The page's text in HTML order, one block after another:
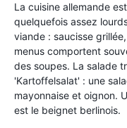
La cuisine allemande
quelquefois assez
viande : saucisse
menus comportent
des soupes. La salade
'Kartoffelsalat' : une
mayonnaise et oignon.
est le beignet berlinois.